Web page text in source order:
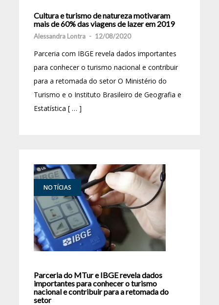
Cultura e turismo de natureza motivaram
mais de 60% das viagens de lazer em 2019
Alessandra Lontra - 12/08/2020
Parceria com IBGE revela dados importantes
para conhecer o turismo nacional e contribuir
para a retomada do setor O Ministério do
Turismo e o Instituto Brasileiro de Geografia e
Estatística [ … ]
NOTÍCIAS
Parceria do MTur e IBGE revela dados
importantes para conhecer o turismo
nacional e contribuir para a retomada do
setor